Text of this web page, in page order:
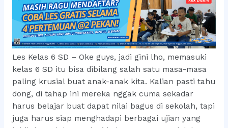
Les Kelas 6 SD – Oke guys, jadi gini lho, memasuki
kelas 6 SD itu bisa dibilang salah satu masa-masa
paling krusial buat anak-anak kita. Kalian pasti tahu
dong, di tahap ini mereka nggak cuma sekadar
harus belajar buat dapat nilai bagus di sekolah, tapi
juga harus siap menghadapi berbagai ujian yang